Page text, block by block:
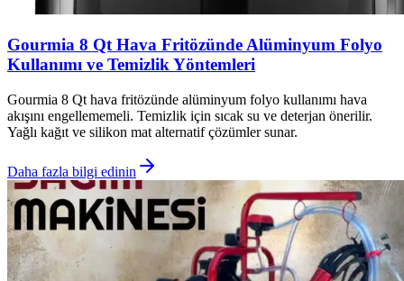
Gourmia 8 Qt Hava Fritözünde Alüminyum Folyo
Kullanımı ve Temizlik Yöntemleri
Gourmia 8 Qt hava fritözünde alüminyum folyo kullanımı hava
akışını engellememeli. Temizlik için sıcak su ve deterjan önerilir.
Yağlı kağıt ve silikon mat alternatif çözümler sunar.
Daha fazla bilgi edinin